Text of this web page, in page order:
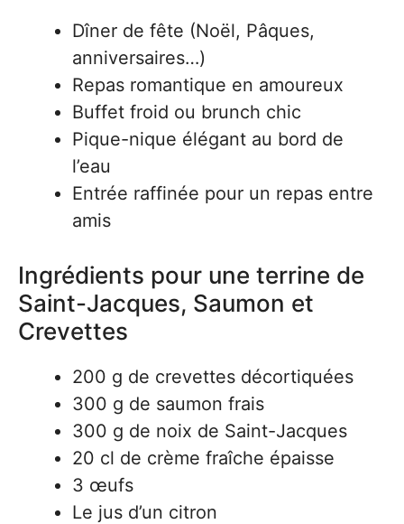
Dîner de fête (Noël, Pâques,
anniversaires…)
Repas romantique en amoureux
Buffet froid ou brunch chic
Pique-nique élégant au bord de
l’eau
Entrée raffinée pour un repas entre
amis
Ingrédients pour une terrine de
Saint-Jacques, Saumon et
Crevettes
200 g de crevettes décortiquées
300 g de saumon frais
300 g de noix de Saint-Jacques
20 cl de crème fraîche épaisse
3 œufs
Le jus d’un citron